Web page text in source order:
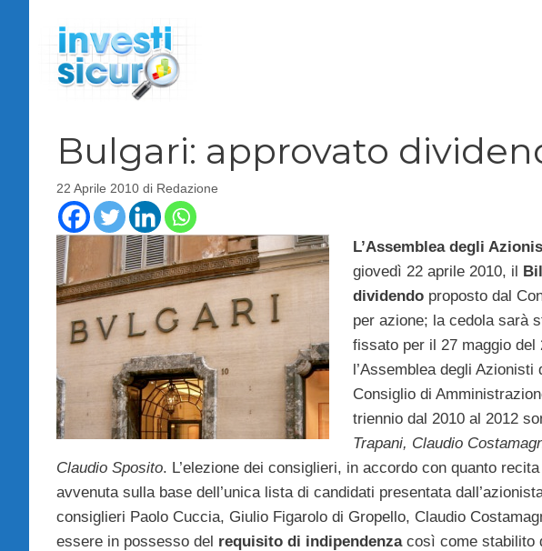
contenuto
Bulgari: approvato
22 Aprile 2010 di Redazione
L’Assemblea degli
giovedì 22 aprile 2010, il
dividendo proposto dal
per azione; la cedola sarà
fissato per il 27 maggio del
l’Assemblea degli Azionisti
Consiglio di
triennio dal 2010 al 2012
Trapani, Claudio
Claudio Sposito. L’elezione dei consiglieri, in accordo con quanto
avvenuta sulla base dell’unica lista di candidati presentata
consiglieri Paolo Cuccia, Giulio Figarolo di Gropello, Claudio
essere in possesso del requisito di indipendenzacosì come stabilito